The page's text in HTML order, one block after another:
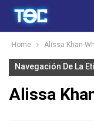
Home Alissa Khan-
Navegación De La
Alissa